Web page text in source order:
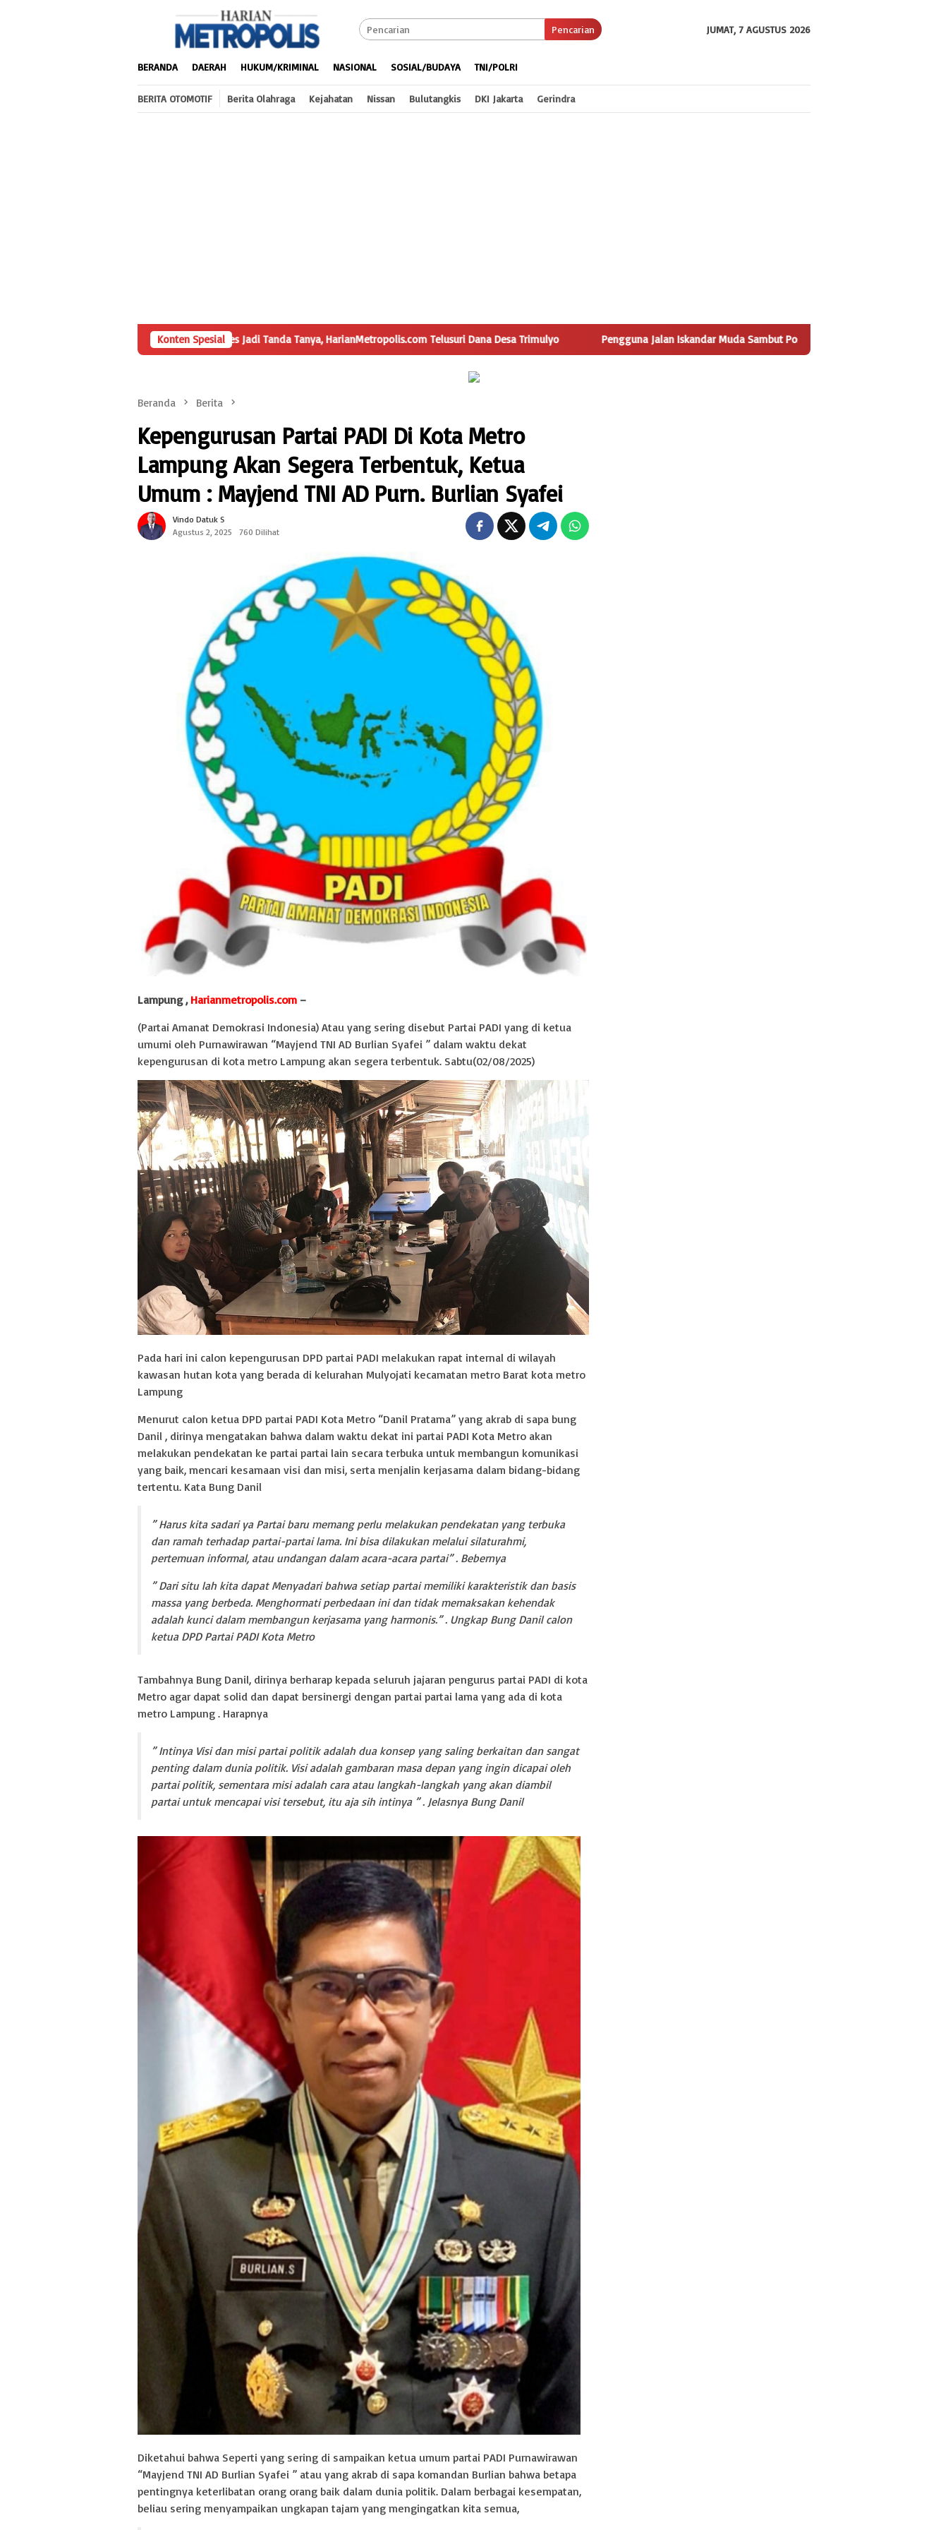
Pencarian JUMAT, 7 AGUSTUS 2026
BERANDA DAERAH HUKUM/KRIMINAL NASIONAL SOSIAL/BUDAYA TNI/POLRI
BERITA OTOMOTIF Berita Olahraga Kejahatan Nissan Bulutangkis DKI Jakarta Gerindra
Konten Spesial
Modal BUMDes Jadi Tanda Tanya, HarianMetropolis.com Telusuri Dana Desa Trimulyo Pengguna Jalan Iskandar Muda Sambut Positif Pembangunan Tempat Pengelolaan Sampah
Beranda Berita
Kepengurusan Partai PADI Di Kota Metro
Lampung Akan Segera Terbentuk, Ketua
Umum : Mayjend TNI AD Purn. Burlian Syafei
Vindo Datuk S
Agustus 2, 2025
760 Dilihat
Lampung , Harianmetropolis.com –
(Partai Amanat Demokrasi Indonesia) Atau yang sering disebut Partai PADI yang di ketua
umumi oleh Purnawirawan “Mayjend TNI AD Burlian Syafei ” dalam waktu dekat
kepengurusan di kota metro Lampung akan segera terbentuk. Sabtu(02/08/2025)
Pada hari ini calon kepengurusan DPD partai PADI melakukan rapat internal di wilayah
kawasan hutan kota yang berada di kelurahan Mulyojati kecamatan metro Barat kota metro
Lampung
Menurut calon ketua DPD partai PADI Kota Metro “Danil Pratama” yang akrab di sapa bung
Danil , dirinya mengatakan bahwa dalam waktu dekat ini partai PADI Kota Metro akan
melakukan pendekatan ke partai partai lain secara terbuka untuk membangun komunikasi
yang baik, mencari kesamaan visi dan misi, serta menjalin kerjasama dalam bidang-bidang
tertentu. Kata Bung Danil
” Harus kita sadari ya Partai baru memang perlu melakukan pendekatan yang terbuka
dan ramah terhadap partai-partai lama. Ini bisa dilakukan melalui silaturahmi,
pertemuan informal, atau undangan dalam acara-acara partai” . Bebernya
” Dari situ lah kita dapat Menyadari bahwa setiap partai memiliki karakteristik dan basis
massa yang berbeda. Menghormati perbedaan ini dan tidak memaksakan kehendak
adalah kunci dalam membangun kerjasama yang harmonis.” . Ungkap Bung Danil calon
ketua DPD Partai PADI Kota Metro
Tambahnya Bung Danil, dirinya berharap kepada seluruh jajaran pengurus partai PADI di kota
Metro agar dapat solid dan dapat bersinergi dengan partai partai lama yang ada di kota
metro Lampung . Harapnya
” Intinya Visi dan misi partai politik adalah dua konsep yang saling berkaitan dan sangat
penting dalam dunia politik. Visi adalah gambaran masa depan yang ingin dicapai oleh
partai politik, sementara misi adalah cara atau langkah-langkah yang akan diambil
partai untuk mencapai visi tersebut, itu aja sih intinya ” . Jelasnya Bung Danil
Diketahui bahwa Seperti yang sering di sampaikan ketua umum partai PADI Purnawirawan
“Mayjend TNI AD Burlian Syafei ” atau yang akrab di sapa komandan Burlian bahwa betapa
pentingnya keterlibatan orang orang baik dalam dunia politik. Dalam berbagai kesempatan,
beliau sering menyampaikan ungkapan tajam yang mengingatkan kita semua,